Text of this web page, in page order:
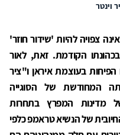
וינטר
צפויה להיות 'שידור חוזר'
הקודמת. זאת, לאור
בעוצמת איראן ו"ציר
המחודשת של הסוגייה
מדינות המפרץ בתחרות
של הנשיא טראמפ כלפי